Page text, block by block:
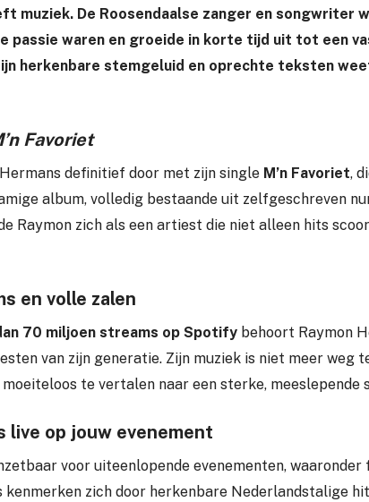
muziek. De Roosendaalse zanger en
passie waren en groeide in korte tijd uit tot een
herkenbare stemgeluid en oprechte teksten
Favoriet
Hermans definitief door met zijn single M’n Favoriet,
album, volledig bestaande uit zelfgeschreven
Raymon zich als een artiest die niet alleen hits
en volle zalen
70 miljoen streams op Spotify behoort Raymon
van zijn generatie. Zijn muziek is niet meer weg
te vertalen naar een sterke, meeslepende
live op jouw evenement
voor uiteenlopende evenementen,
kenmerken zich door herkenbare Nederlandstalige